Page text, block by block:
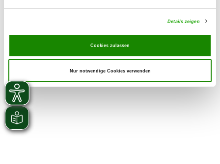
Details zeigen
Cookies zulassen
Nur notwendige Cookies verwenden